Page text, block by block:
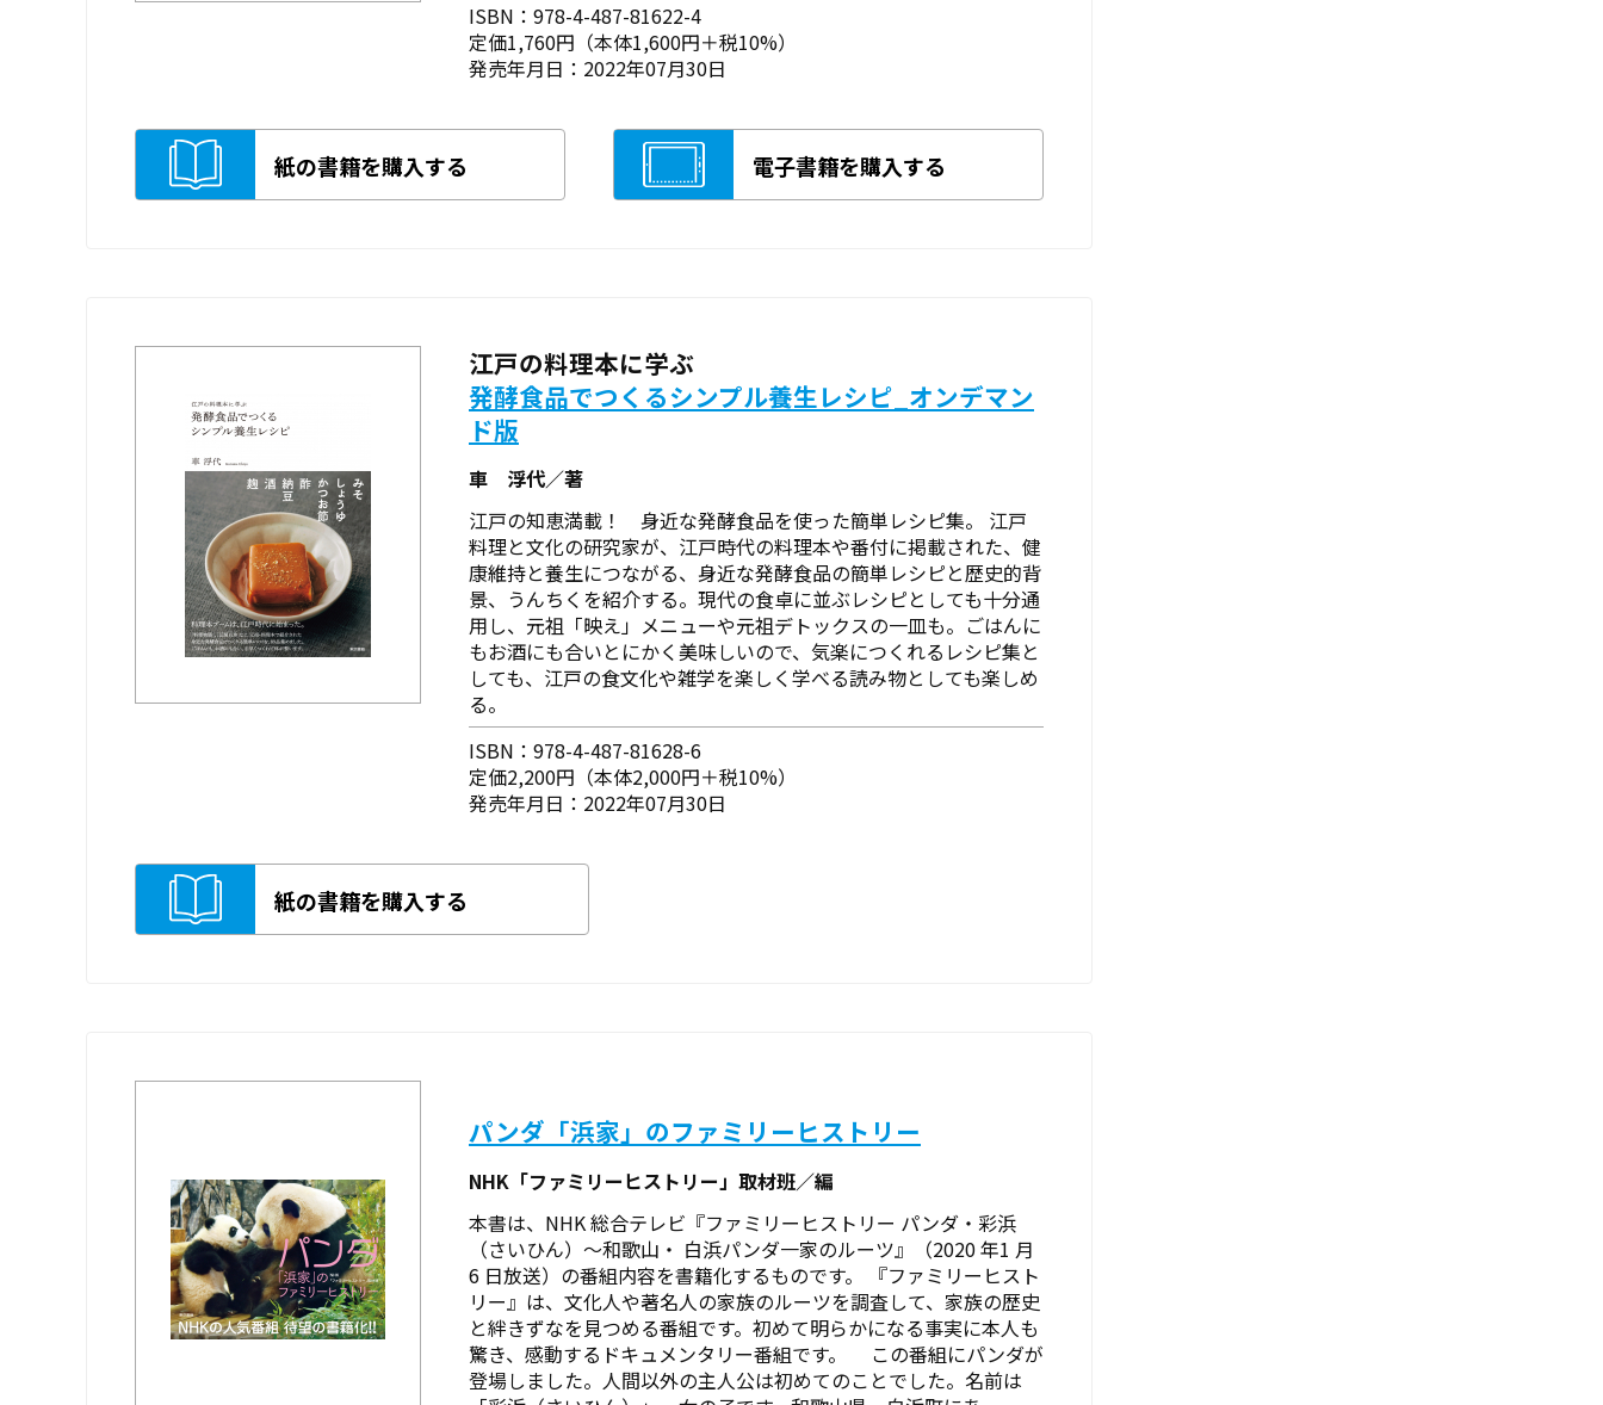
ISBN：978-4-487-81622-4
定価1,760円（本体1,600円＋税10%）
発売年月日：2022年07月30日
紙の書籍を購入する 電子書籍を購入する
江戸の料理本に学ぶ
発酵食品でつくるシンプル養生レシピ_オンデマン
ド版
車 浮代／著
江戸の知恵満載！ 身近な発酵食品を使った簡単レシピ集。 江戸
料理と文化の研究家が、江戸時代の料理本や番付に掲載された、健
康維持と養生につながる、身近な発酵食品の簡単レシピと歴史的背
景、うんちくを紹介する。現代の食卓に並ぶレシピとしても十分通
用し、元祖「映え」メニューや元祖デトックスの一皿も。ごはんに
もお酒にも合いとにかく美味しいので、気楽につくれるレシピ集と
しても、江戸の食文化や雑学を楽しく学べる読み物としても楽しめ
る。
ISBN：978-4-487-81628-6
定価2,200円（本体2,000円＋税10%）
発売年月日：2022年07月30日
紙の書籍を購入する
パンダ「浜家」のファミリーヒストリー
NHK「ファミリーヒストリー」取材班／編
本書は、NHK 総合テレビ『ファミリーヒストリー パンダ・彩浜
（さいひん）〜和歌山・ 白浜パンダ一家のルーツ』（2020 年1 月
6 日放送）の番組内容を書籍化するものです。 『ファミリーヒスト
リー』は、文化人や著名人の家族のルーツを調査して、家族の歴史
と絆きずなを見つめる番組です。初めて明らかになる事実に本人も
驚き、感動するドキュメンタリー番組です。 この番組にパンダが
登場しました。人間以外の主人公は初めてのことでした。名前は